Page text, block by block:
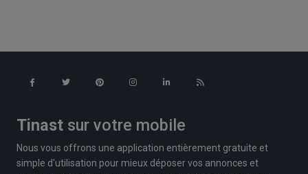
Tinast sur votre mobile
Nous vous offrons une application entièrement gratuite et
simple d'utilisation pour mieux déposer vos annonces et